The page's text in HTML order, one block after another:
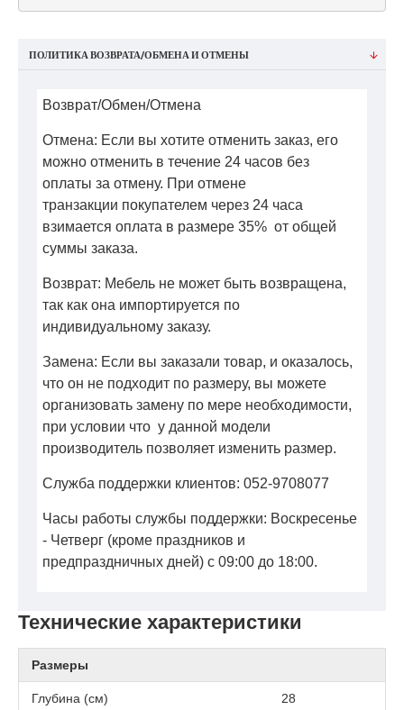
Технические характеристики
Размеры
Глубина (см) 28
ПОЛИТИКА ВОЗВРАТА/ОБМЕНА И ОТМЕНЫ
Возврат/Обмен/Отмена
Отмена: Если вы хотите отменить заказ, его
можно отменить в течение 24 часов без
оплаты за отмену. При отмене
транзакции покупателем через 24 часа
взимается оплата в размере 35% от общей
суммы заказа.
Возврат: Мебель не может быть возвращена,
так как она импортируется по
индивидуальному заказу.
Замена: Если вы заказали товар, и оказалось,
что он не подходит по размеру, вы можете
организовать замену по мере необходимости,
при условии что у данной модели
производитель позволяет изменить размер.
Служба поддержки клиентов: 052-9708077
Часы работы службы поддержки: Воскресенье
- Четверг (кроме праздников и
предпраздничных дней) с 09:00 до 18:00.